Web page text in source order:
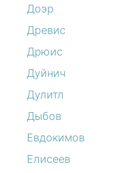
Доэр
Древис
Дрюис
Дуйнич
Дулитл
Дыбов
Евдокимов
Елисеев